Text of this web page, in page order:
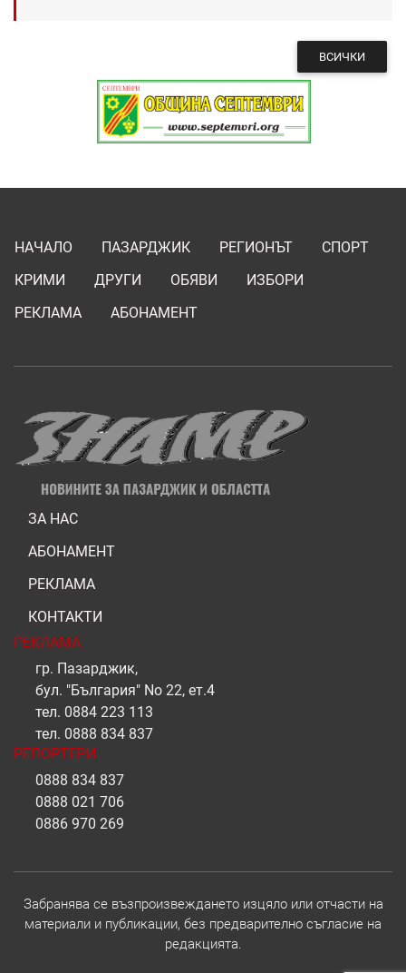
ВСИЧКИ
НАЧАЛО ПАЗАРДЖИК РЕГИОНЪТ
СПОРТ
КРИМИ
ДРУГИ ОБЯВИ
ИЗБОРИ
РЕКЛАМА
АБОНАМЕНТ
ЗА НАС
АБОНАМЕНТ
РЕКЛАМА
КОНТАКТИ
РЕКЛАМА
гр. Пазарджик,
бул. "България" No 22, ет.4
тел. 0884 223 113
тел. 0888 834 837
РЕПОРТЕРИ
0888 834 837
0888 021 706
0886 970 269
Забранява се възпроизвеждането изцяло или отчасти на
материали и публикации, без предварително съгласие на
редакцията.